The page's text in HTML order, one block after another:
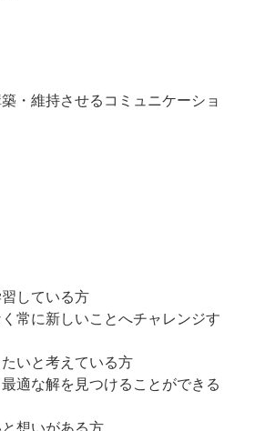
・維持させるコミュニケーショ
している方
常に新しいことへチャレンジす
いと考えている方
適な解を見つけることができる
想いがある方